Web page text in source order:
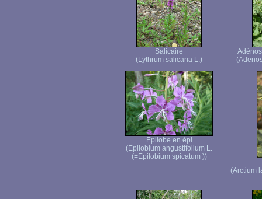
Salicaire
(Lythrum salicaria L.)
Epilobe en épi
(Epilobium angustifolium L.
(=Epilobium spicatum ))
(Arctium